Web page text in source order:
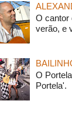
O
verão, e
O
Portela'.